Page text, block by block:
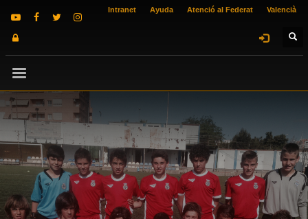
Intranet Ayuda Atenció al Federat Valencià